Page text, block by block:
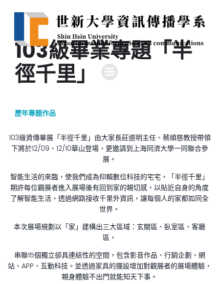
103級畢業專題「半
徑千里」
歷年專題作品
103級資傳畢展「半徑千里」由大家長莊道明主任、蔡順慈教授帶領
下將於12/09、12/10華山登場，更邀請到上海同濟大學一同聯合參
展。
智能生活的來臨，使我們成為仰賴數位科技的宅宅，「半徑千里」
期許每位觀展者進入展場後有回到家的親切感，以貼近自身的角度
了解智能生活，透過網路接收千里外資訊，讓每個人的家都如同全
世界。
本次展場規劃以「家」建構出三大區域：玄關區、臥室區、客廳
區，
串聯15個獨立卻具連結性的空間，包含影音作品、行銷企劃、網
站、APP、互動科技。並透過家具的擺設增加對觀展者的展場體驗，
親身體驗不出門就能知天下事。